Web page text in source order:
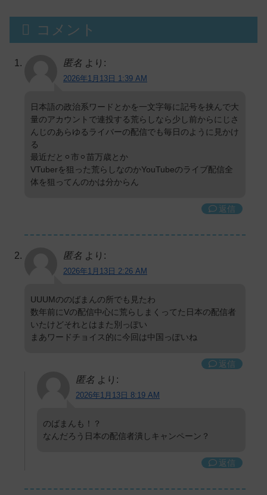
コメント
匿名 より:
2026年1月13日 1:39 AM
日本語の政治系ワードとかを一文字毎に記号を挟んで大
量のアカウントで連投する荒らしなら少し前からにじさ
んじのあらゆるライバーの配信でも毎日のように見かけ
る
最近だと⚪︎市⚪︎苗万歳とか
VTuberを狙った荒らしなのかYouTubeのライブ配信全
体を狙ってんのかは分からん
返信
匿名 より:
2026年1月13日 2:26 AM
UUUMののばまんの所でも見たわ
数年前にVの配信中心に荒らしまくってた日本の配信者
いたけどそれとはまた別っぽい
まあワードチョイス的に今回は中国っぽいね
返信
匿名 より:
2026年1月13日 8:19 AM
のばまんも！？
なんだろう日本の配信者潰しキャンペーン？
返信